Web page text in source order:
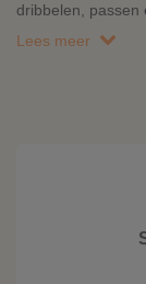
dribbelen, passen
Lees meer